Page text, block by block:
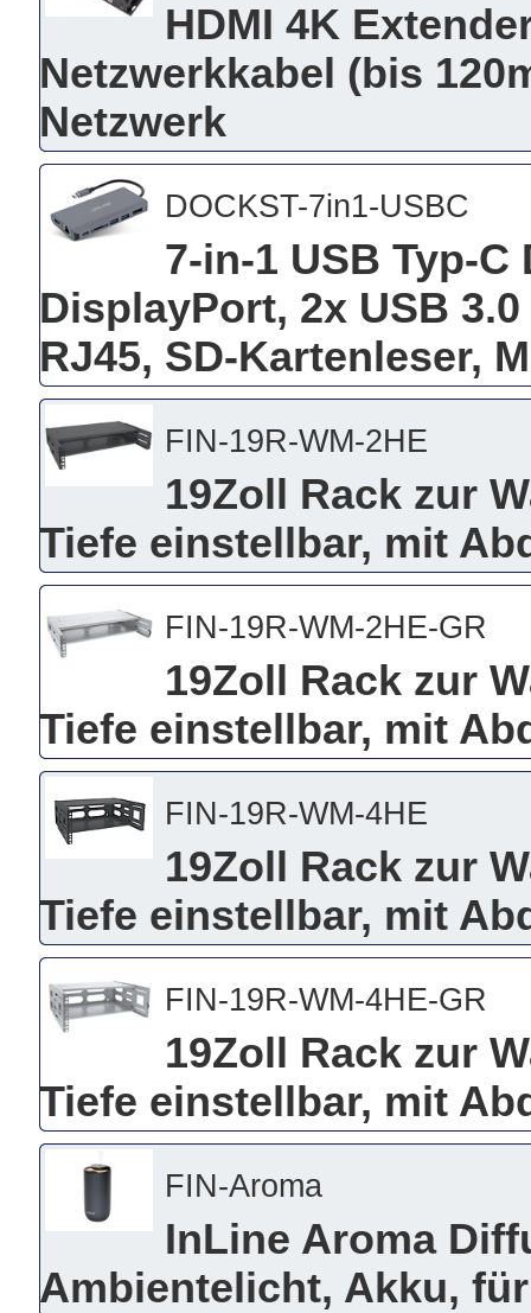
HDMI 4K
Netzwerkkabel (bis
Netzwerk
DOCKST-7in1-USBC
7-in-1 USB Typ-
DisplayPort, 2x USB
RJ45, SD-Kartenleser,
FIN-19R-WM-2HE
19Zoll Rack zur
Tiefe einstellbar, mit
FIN-19R-WM-2HE-GR
19Zoll Rack zur
Tiefe einstellbar, mit
FIN-19R-WM-4HE
19Zoll Rack zur
Tiefe einstellbar, mit
FIN-19R-WM-4HE-GR
19Zoll Rack zur
Tiefe einstellbar, mit
FIN-Aroma
InLine Aroma
Ambientelicht, Akku,